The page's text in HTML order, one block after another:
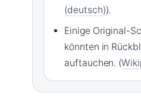
(deutsch)).
Einige Original-
könnten in
auftauchen. (